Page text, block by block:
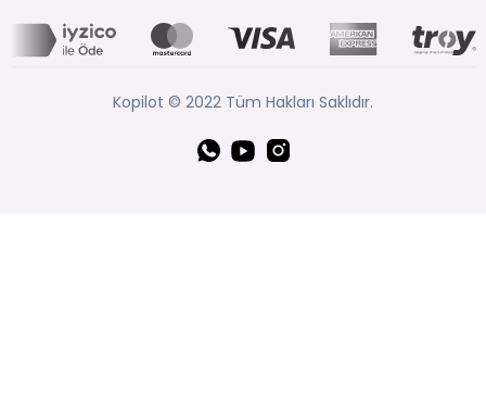
Kopilot © 2022 Tüm Hakları Saklıdır.
Whatsapp
YouTubeInstagram